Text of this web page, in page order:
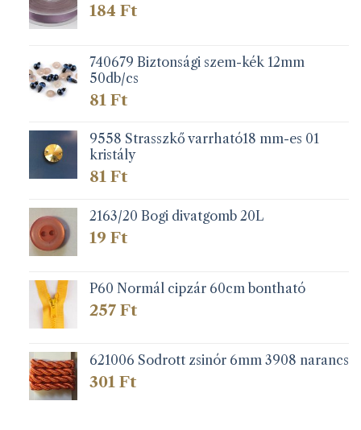
184 Ft
740679 Biztonsági szem-kék 12mm
50db/cs
81 Ft
9558 Strasszkő varrható18 mm-es 01
kristály
81 Ft
2163/20 Bogi divatgomb 20L
19 Ft
P60 Normál cipzár 60cm bontható
257 Ft
621006 Sodrott zsinór 6mm 3908 narancs
301 Ft